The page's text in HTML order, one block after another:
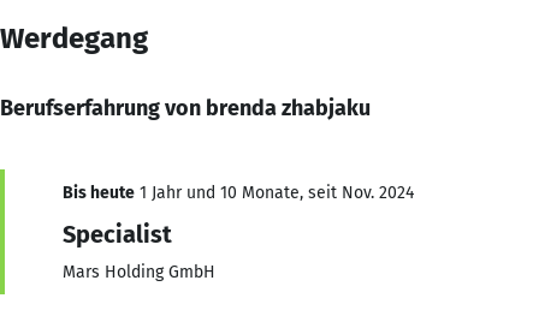
Werdegang
Berufserfahrung von brenda zhabjaku
Bis heute 1 Jahr und 10 Monate, seit Nov. 2024
Specialist
Mars Holding GmbH